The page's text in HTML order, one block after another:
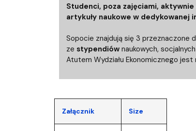
Studenci, poza zajęciami,
artykuły naukowe w dedykowanej
Sopocie znajdują się 3 przeznaczone
ze stypendiów naukowych,
Atutem Wydziału Ekonomicznego jest
Załącznik Size